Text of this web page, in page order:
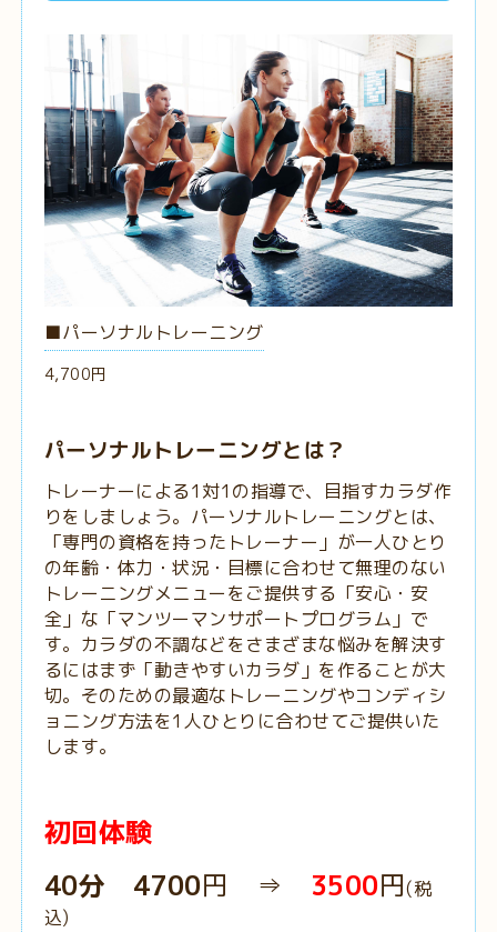
■パーソナルトレーニング
4,700円
パーソナルトレーニングとは？
トレーナーによる1対1の指導で、目指すカラダ作
りをしましょう。パーソナルトレーニングとは、
「専門の資格を持ったトレーナー」が一人ひとり
の年齢・体力・状況・目標に合わせて無理のない
トレーニングメニューをご提供する「安心・安
全」な「マンツーマンサポートプログラム」で
す。カラダの不調などをさまざまな悩みを解決す
るにはまず「動きやすいカラダ」を作ることが大
切。そのための最適なトレーニングやコンディシ
ョニング方法を1人ひとりに合わせてご提供いた
します。
初回体験
40分
4700円 ⇒ 3500円(税
込)